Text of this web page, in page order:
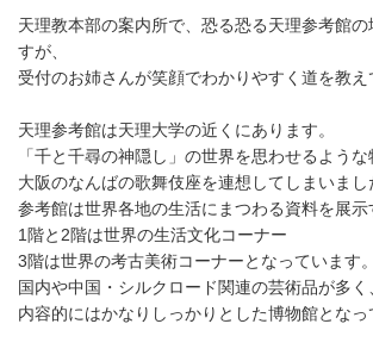
天理教本部の案内所で、恐る恐る天理参考館
すが、
受付のお姉さんが笑顔でわかりやすく道を教え
天理参考館は天理大学の近くにあります。
「千と千尋の神隠し」の世界を思わせるような
大阪のなんばの歌舞伎座を連想してしまいまし
参考館は世界各地の生活にまつわる資料を展示
1階と2階は世界の生活文化コーナー
3階は世界の考古美術コーナーとなっています。
国内や中国・シルクロード関連の芸術品が多く
内容的にはかなりしっかりとした博物館となっ